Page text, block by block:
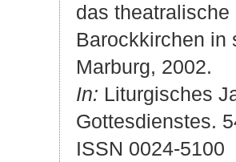
das
Barockkirchen in
Marburg, 2002.
In: Liturgisches
Gottesdienstes.
ISSN 0024-5100